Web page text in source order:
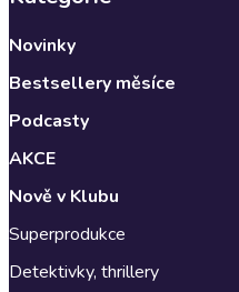
Novinky
Bestsellery měsíce
Podcasty
AKCE
Nově v Klubu
Superprodukce
Detektivky, thrillery